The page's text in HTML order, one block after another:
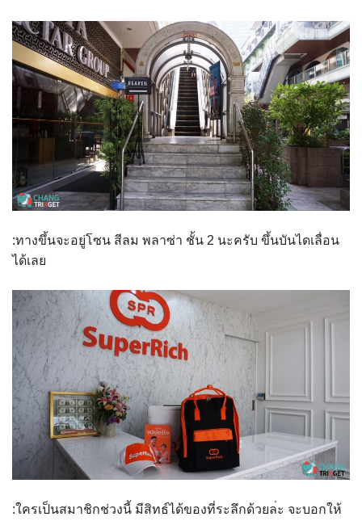
:ทางขึ้นจะอยู่โซน สีลม พลาซ่า ชั้น 2 นะครับ ขึ้นบันไดเลื่อน
ได้เลย
:ใครเป็นสมาชิกช่วงนี้ มีสิทธ์ได้ของที่ระลึกด้วยล่ะ จะบอกให้